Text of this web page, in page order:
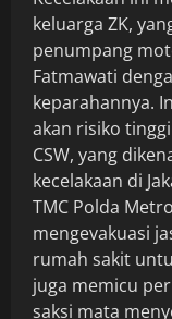
keluarga ZK,
penumpang
Fatmawati
keparahannya.
akan risiko
CSW, yang
kecelakaan di
TMC Polda
mengevakuasi
rumah sakit
juga memicu
saksi mata